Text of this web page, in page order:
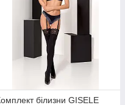
білизни GISELE